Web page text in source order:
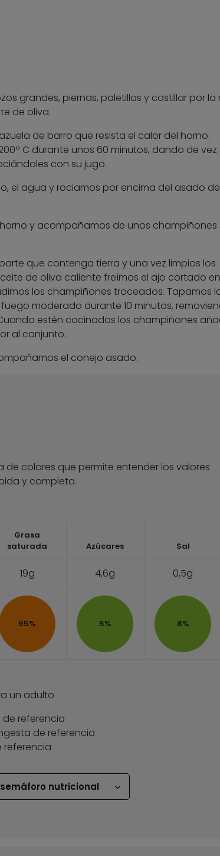
grandes, piernas, paletillas y costillar por la
de oliva.
de barro que resista el calor del horno.
C durante unos 60 minutos, dando de vez
con su jugo.
el agua y rociamos por encima del asado
y acompañamos de unos champiñones
que contenga tierra y una vez limpios los
de oliva caliente freímos el ajo cortado en
los champiñones troceados. Tapamos
moderado durante 10 minutos,
estén cocinados los champiñones
al conjunto.
el conejo asado.
de colores que permite entender los valores
y completa.
Grasa
saturada
Azúcares Sal
19g 4,6g 0,5g
95% 5% 8%
un adulto
de referencia
de referencia
referencia
nutricional